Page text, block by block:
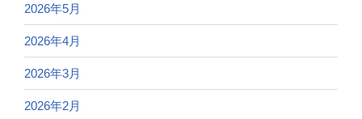
2026年5月
2026年4月
2026年3月
2026年2月